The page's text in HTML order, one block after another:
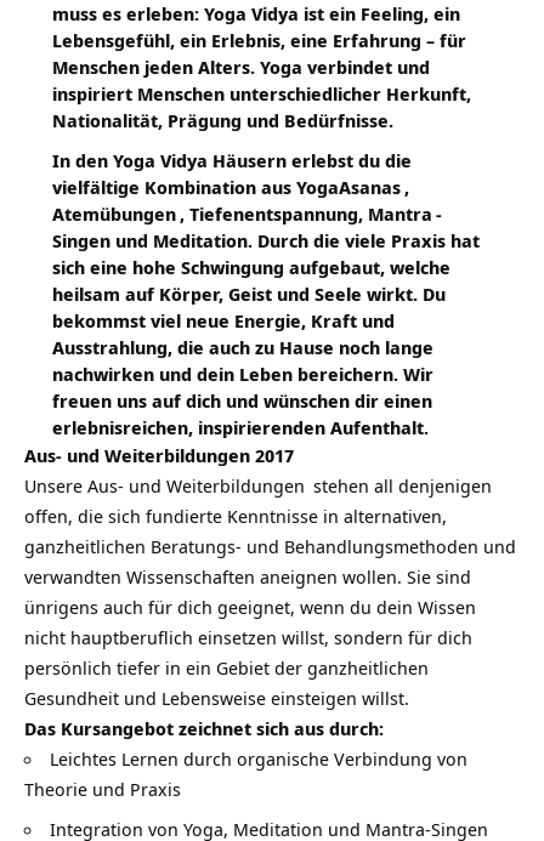
muss es erleben: Yoga Vidya ist ein Feeling, ein
Lebensgefühl, ein Erlebnis, eine Erfahrung – für
Menschen jeden Alters. Yoga verbindet und
inspiriert Menschen unterschiedlicher Herkunft,
Nationalität, Prägung und Bedürfnisse.
In den Yoga Vidya Häusern erlebst du die
vielfältige Kombination aus YogaAsanas,
Atemübungen, Tiefenentspannung, Mantra -
Singen und Meditation. Durch die viele Praxis hat
sich eine hohe Schwingung aufgebaut, welche
heilsam auf Körper, Geist und Seele wirkt. Du
bekommst viel neue Energie, Kraft und
Ausstrahlung, die auch zu Hause noch lange
nachwirken und dein Leben bereichern. Wir
freuen uns auf dich und wünschen dir einen
erlebnisreichen, inspirierenden Aufenthalt.
Aus- und Weiterbildungen 2017
Unsere Aus- und Weiterbildungen stehen all denjenigen
offen, die sich fundierte Kenntnisse in alternativen,
ganzheitlichen Beratungs- und Behandlungsmethoden und
verwandten Wissenschaften aneignen wollen. Sie sind
ünrigens auch für dich geeignet, wenn du dein Wissen
nicht hauptberuflich einsetzen willst, sondern für dich
persönlich tiefer in ein Gebiet der ganzheitlichen
Gesundheit und Lebensweise einsteigen willst.
Das Kursangebot zeichnet sich aus durch:
Leichtes Lernen durch organische Verbindung von
Theorie und Praxis
Integration von Yoga, Meditation und Mantra-Singen